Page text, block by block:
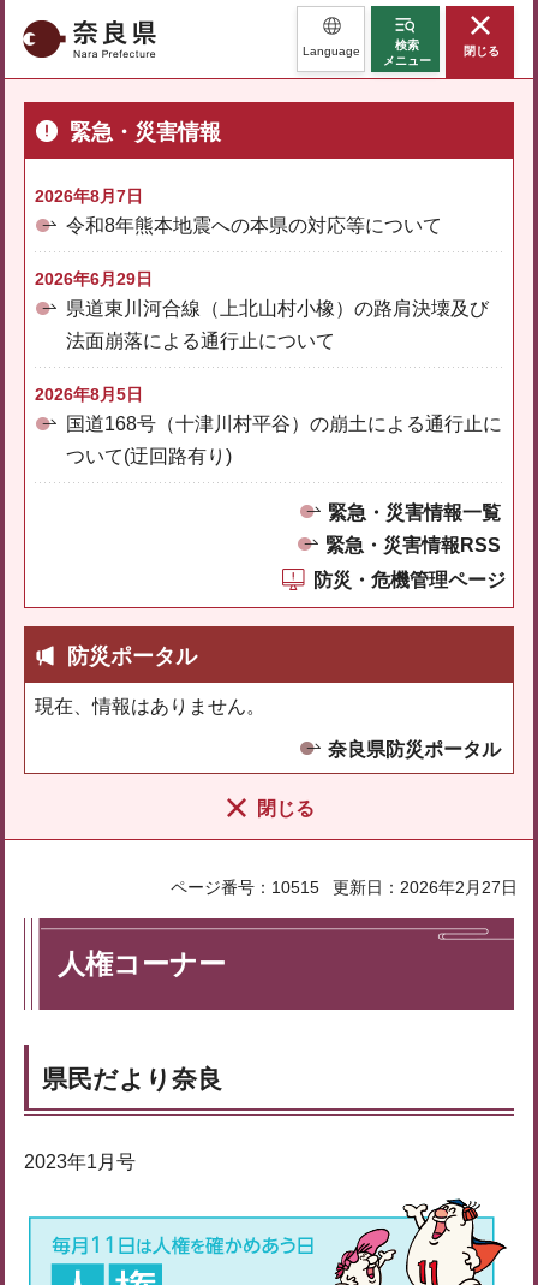
奈良県 Language
検索
メニュー
閉じる
緊急・災害情報
2026年8月7日
令和8年熊本地震への本県の対応等について
2026年6月29日
県道東川河合線（上北山村小橡）の路肩決壊及び
法面崩落による通行止について
2026年8月5日
国道168号（十津川村平谷）の崩土による通行止に
ついて(迂回路有り)
緊急・災害情報一覧
緊急・災害情報RSS
防災・危機管理ページ
防災ポータル
現在、情報はありません。
奈良県防災ポータル
閉じる
ページ番号：10515 更新日：2026年2月27日
人権コーナー
県民だより奈良
2023年1月号